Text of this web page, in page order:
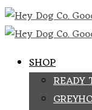
SHOP
READY